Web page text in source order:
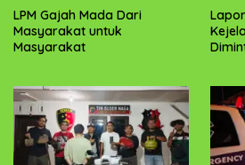
‎LPM Gajah Mada Dari
Masyarakat untuk
Masyarakat